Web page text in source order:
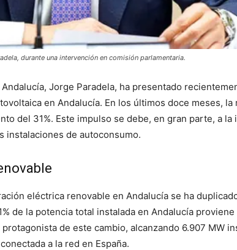
durante una intervención en comisión parlamentaria.
Jorge Paradela, ha presentado
en Andalucía. En los últimos doce meses, la
del 31%. Este impulso se debe, en gran parte, a
instalaciones de autoconsumo.
eléctrica renovable en Andalucía se ha
de la potencia total instalada en Andalucía
de este cambio, alcanzando 6.907 MW
a la red en España.